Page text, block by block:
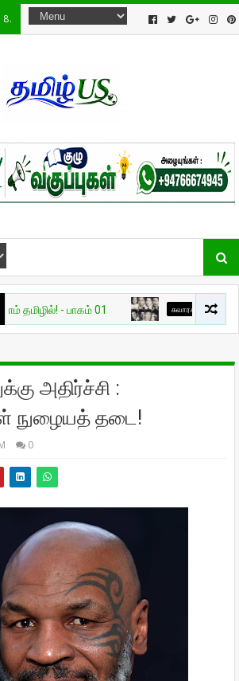
8.
- பாகம் 01 சுவாரசியம் 🔥 உலகை
அதிர்ச்சி :
நுழையத் தடை!
0